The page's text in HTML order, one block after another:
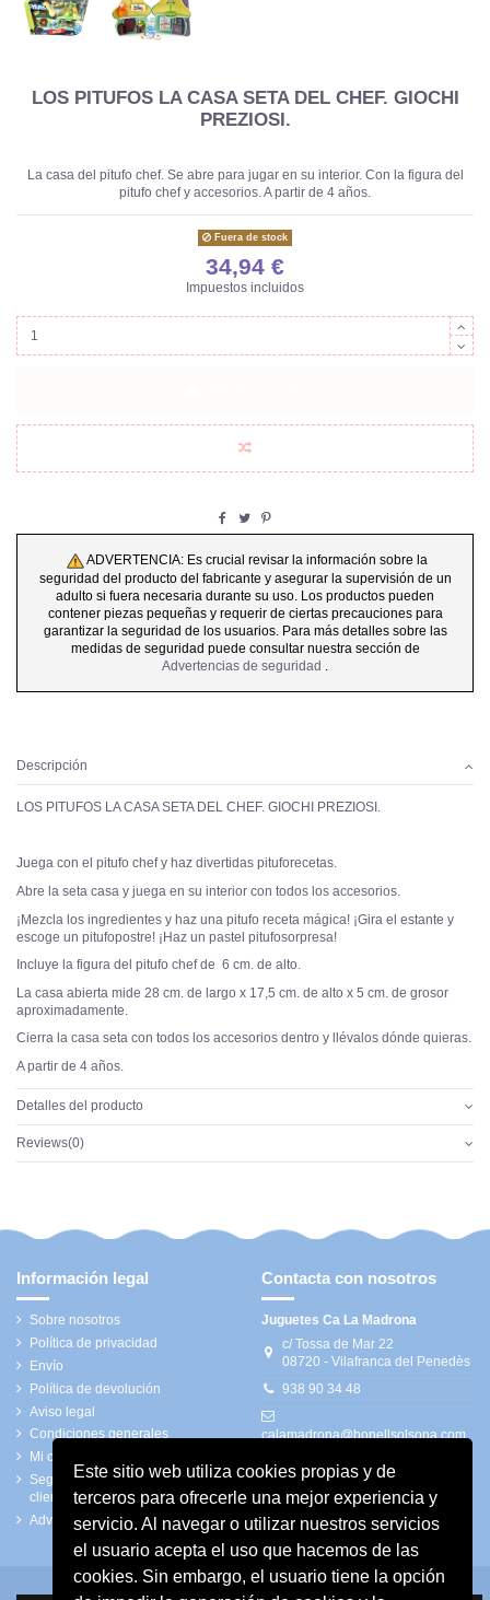
Este sitio web utiliza cookies propias y de
terceros para ofrecerle una mejor experiencia y
servicio. Al navegar o utilizar nuestros servicios
el usuario acepta el uso que hacemos de las
cookies. Sin embargo, el usuario tiene la opción
LOS PITUFOS LA CASA SETA DEL CHEF. GIOCHI
PREZIOSI.
La casa del pitufo chef. Se abre para jugar en su interior. Con la figura del
pitufo chef y accesorios. A partir de 4 años.
Fuera de stock
34,94 €
Impuestos incluidos
ADVERTENCIA: Es crucial revisar la información sobre la
seguridad del producto del fabricante y asegurar la supervisión de un
adulto si fuera necesaria durante su uso. Los productos pueden
contener piezas pequeñas y requerir de ciertas precauciones para
garantizar la seguridad de los usuarios. Para más detalles sobre las
medidas de seguridad puede consultar nuestra sección de
Advertencias de seguridad .
Descripción
LOS PITUFOS LA CASA SETA DEL CHEF. GIOCHI PREZIOSI.
Juega con el pitufo chef y haz divertidas pituforecetas.
Abre la seta casa y juega en su interior con todos los accesorios.
¡Mezcla los ingredientes y haz una pitufo receta mágica! ¡Gira el estante y
escoge un pitufopostre! ¡Haz un pastel pitufosorpresa!
Incluye la figura del pitufo chef de 6 cm. de alto.
La casa abierta mide 28 cm. de largo x 17,5 cm. de alto x 5 cm. de grosor
aproximadamente.
Cierra la casa seta con todos los accesorios dentro y llévalos dónde quieras.
A partir de 4 años.
Detalles del producto
Reviews(0)
Información legal
Sobre nosotros
Política de privacidad
Envío
Política de devolución
Aviso legal
Condiciones generales
Mi cuenta
Seguimiento de pedidos de
clientes invitados
Advertencias de seguridad
Contacta con nosotros
Juguetes Ca La Madrona
c/ Tossa de Mar 22
08720 - Vilafranca del Penedès
938 90 34 48
calamadrona@bonellsolsona.com